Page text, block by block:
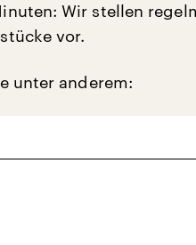
Wir stellen
vor.
unter anderem: